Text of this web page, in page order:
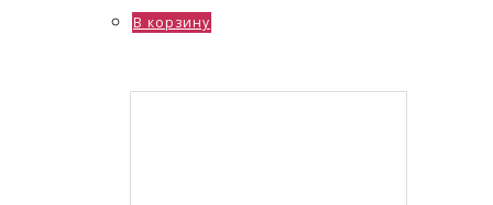
В корзину